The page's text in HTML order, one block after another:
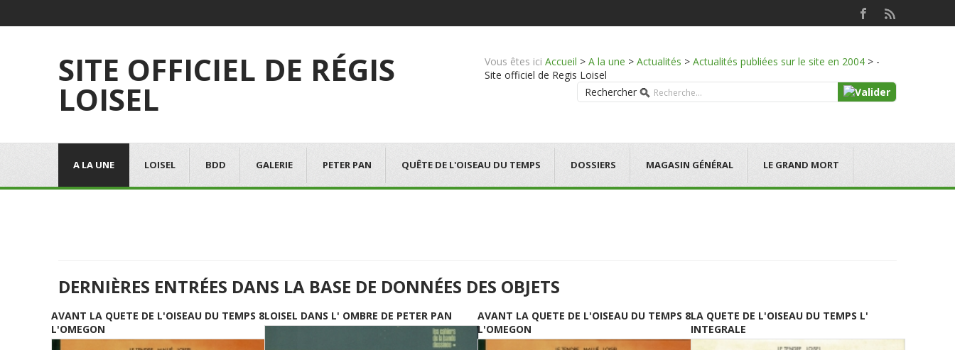
SITE OFFICIEL DE RÉGIS
LOISEL
Vous êtes ici Accueil > A la une > Actualités > Actualités publiées sur le site en 2004 > -
Site officiel de Regis Loisel
Rechercher
A LA UNE LOISEL BDD GALERIE PETER PAN QUÊTE DE L'OISEAU DU TEMPS DOSSIERS MAGASIN GÉNÉRAL LE GRAND MORT
DERNIÈRES ENTRÉES DANS LA BASE DE DONNÉES DES OBJETS
AVANT LA QUETE DE L'OISEAU DU TEMPS 8
L'OMEGON
LOISEL DANS L' OMBRE DE PETER PAN
AVANT LA QUETE DE L'OISEAU DU TEMPS 8
L'OMEGON
LA QUETE DE L'OISEAU DU TEMPS L'
INTEGRALE